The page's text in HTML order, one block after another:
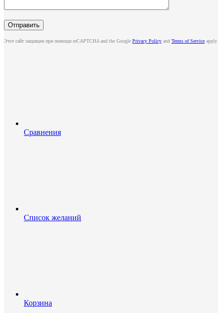
Этот сайт защищен при помощи reCAPTCHA and the Google Privacy Policy and Terms of Service apply.
Сравнения
Список желаний
Корзина